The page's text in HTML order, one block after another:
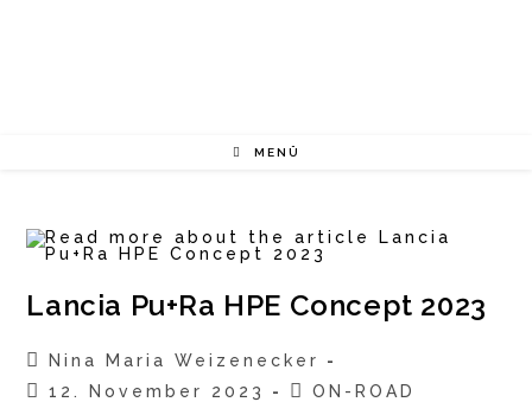
MENÜ
Lancia Pu+Ra HPE Concept 2023
Beitrags-
Autor:
Nina Maria Weizenecker
Beitrag
12. November 2023
Beitrags-
ON-ROAD